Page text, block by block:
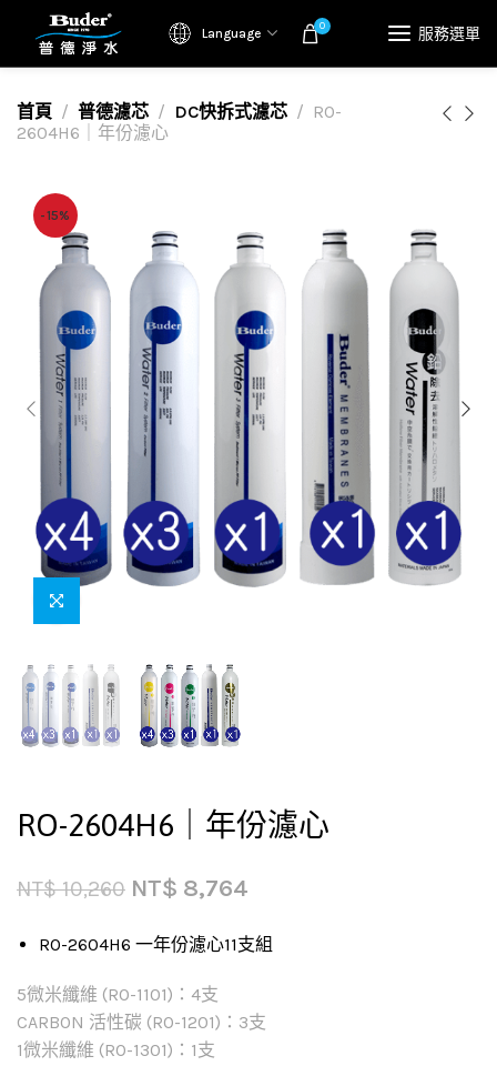
Language 0 服務選單
首頁 普德濾芯 DC快拆式濾芯
RO-
2604H6｜年份濾心
-15%
RO-2604H6｜年份濾心
NT$10,260 NT$ 8,764
RO-2604H6 一年份濾心11支組
5微米纖維 (RO-1101)：4支
CARBON 活性碳 (RO-1201)：3支
1微米纖維 (RO-1301)：1支